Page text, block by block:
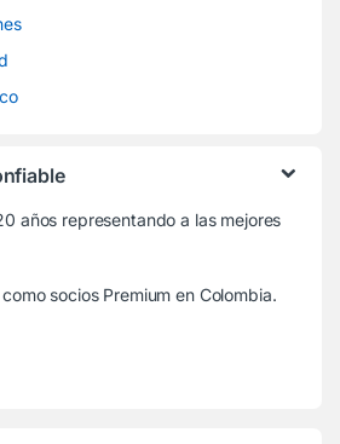
años representando a las mejores
como socios Premium en Colombia.